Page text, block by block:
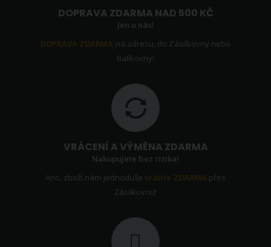
DOPRAVA ZDARMA NAD 500 KČ
Jen u nás!
DOPRAVA ZDARMA na adresu, do Zásilkovny nebo
Balíkovny!
VRÁCENÍ A VÝMĚNA ZDARMA
Nakupujete bez rizika!
Ano, zboží nám jednoduševrátíte ZDARMA přes
Zásilkovnu!